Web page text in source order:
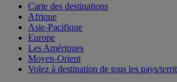
Carte des destinations
Afrique
Asie-Pacifique
Europe
Les Amériques
Moyen-Orient
Volez à destination de tous les pays/